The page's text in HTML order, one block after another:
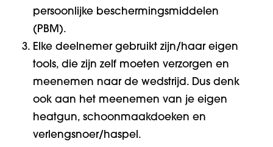
persoonlijke beschermingsmiddelen
(PBM).
Elke deelnemer gebruikt zijn/haar eigen
tools, die zijn zelf moeten verzorgen en
meenemen naar de wedstrijd. Dus denk
ook aan het meenemen van je eigen
heatgun, schoonmaakdoeken en
verlengsnoer/haspel.